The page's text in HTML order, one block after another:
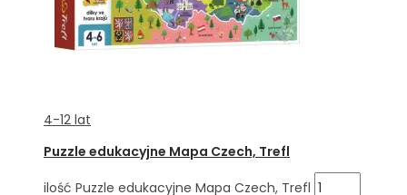
4-12 lat
Puzzle edukacyjne Mapa Czech, Trefl
ilość Puzzle edukacyjne Mapa Czech, Trefl